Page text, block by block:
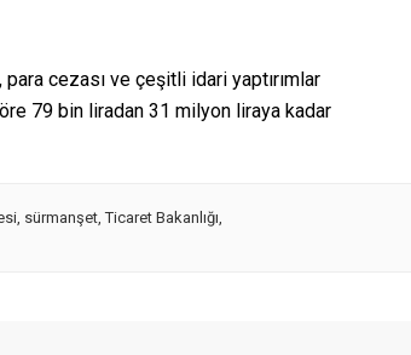
cezası ve çeşitli idari yaptırımlar
79 bin liradan 31 milyon liraya kadar
, sürmanşet,Ticaret Bakanlığı,